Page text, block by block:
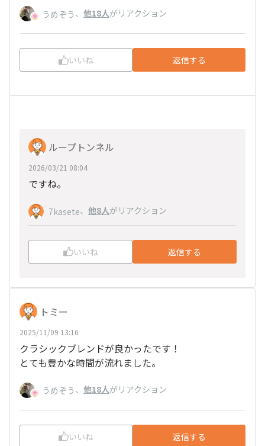
うめぞう 、 他18人がリアクション
いいね 返信する
ループトンネル
2026/03/21 08:04
ですね。
7kasete、 他8人がリアクション
いいね 返信する
トミー
2025/11/09 13:16
クラシックブレンドが良かったです！
とても豊かな時間が流れました。
うめぞう 、 他18人がリアクション
いいね 返信する